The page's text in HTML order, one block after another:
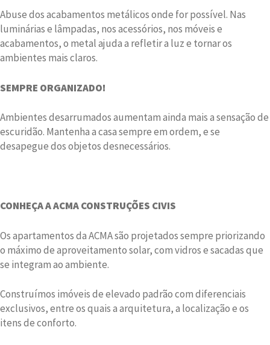
Abuse dos acabamentos metálicos onde for possível. Nas
luminárias e lâmpadas, nos acessórios, nos móveis e
acabamentos, o metal ajuda a refletir a luz e tornar os
ambientes mais claros.
SEMPRE ORGANIZADO!
Ambientes desarrumados aumentam ainda mais a sensação de
escuridão. Mantenha a casa sempre em ordem, e se
desapegue dos objetos desnecessários.
CONHEÇA A ACMA CONSTRUÇÕES CIVIS
Os apartamentos da ACMA são projetados sempre priorizando
o máximo de aproveitamento solar, com vidros e sacadas que
se integram ao ambiente.
Construímos imóveis de elevado padrão com diferenciais
exclusivos, entre os quais a arquitetura, a localização e os
itens de conforto.